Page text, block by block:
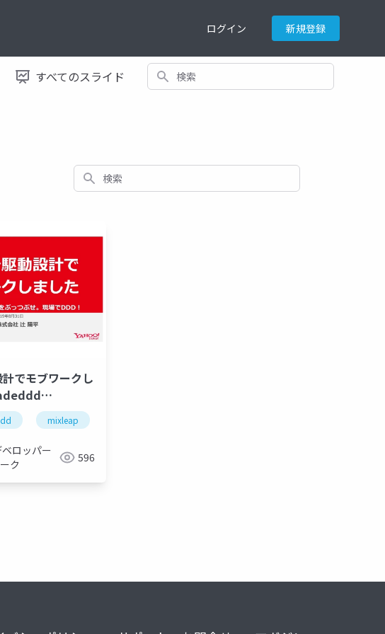
ログイン 新規登録
すべてのスライド 検索
検索
でモブワークし
mixleap
ロッパー
ク
596